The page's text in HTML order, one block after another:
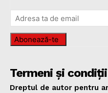
Abonează-te
Termeni și condiții
Dreptul de autor pentru